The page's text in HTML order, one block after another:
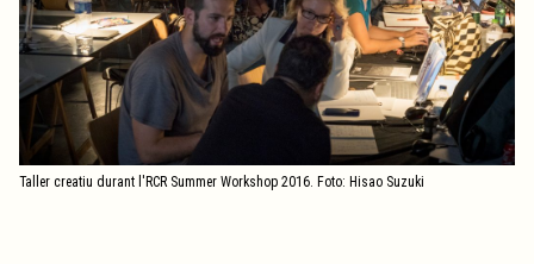
Taller creatiu durant l'RCR Summer Workshop 2016. Foto: Hisao Suzuki